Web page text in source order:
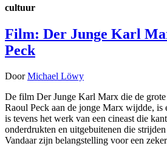
cultuur
Film: Der Junge Karl
Peck
DoorMichael Löwy
De film Der Junge Karl Marx die de
Raoul Peck aan de jonge Marx wijdde, is
is tevens het werk van een cineast die
onderdrukten en uitgebuitenen die
Vandaar zijn belangstelling voor een